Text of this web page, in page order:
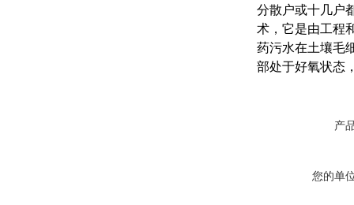
分散户或十几户
术，它是由工程
药污水在土壤毛
部处于好氧状态
产
您的单